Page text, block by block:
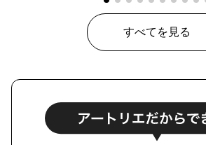
すべてを見る